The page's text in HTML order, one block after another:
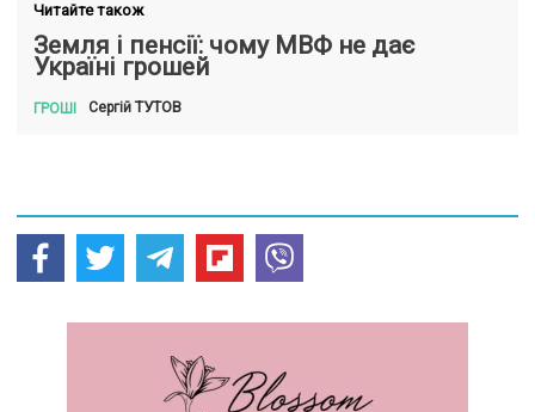
Читайте також
Земля і пенсії: чому МВФ не дає
Україні грошей
ГРОШІ СергійТУТОВ